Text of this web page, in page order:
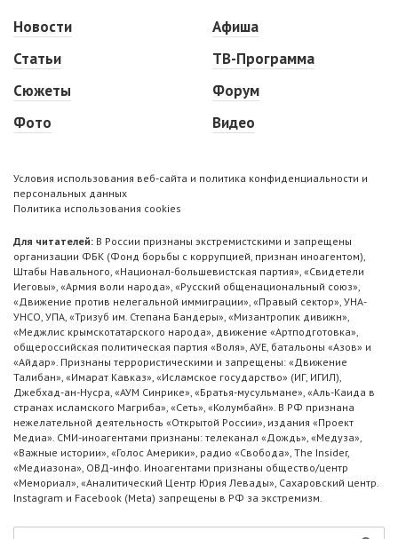
Новости
Статьи
Сюжеты
Фото
Афиша
ТВ-Программа
Форум
Видео
Условия использования веб-сайта и политика конфиденциальности и
персональных данных
Политика использования cookies
Для читателей: В России признаны экстремистскими и запрещены
организации ФБК (Фонд борьбы с коррупцией, признан иноагентом),
Штабы Навального, «Национал-большевистская партия», «Свидетели
Иеговы», «Армия воли народа», «Русский общенациональный союз»,
«Движение против нелегальной иммиграции», «Правый сектор», УНА-
УНСО, УПА, «Тризуб им. Степана Бандеры», «Мизантропик дивижн»,
«Меджлис крымскотатарского народа», движение «Артподготовка»,
общероссийская политическая партия «Воля», АУЕ, батальоны «Азов» и
«Айдар». Признаны террористическими и запрещены: «Движение
Талибан», «Имарат Кавказ», «Исламское государство» (ИГ, ИГИЛ),
Джебхад-ан-Нусра, «АУМ Синрике», «Братья-мусульмане», «Аль-Каида в
странах исламского Магриба», «Сеть», «Колумбайн». В РФ признана
нежелательной деятельность «Открытой России», издания «Проект
Медиа». СМИ-иноагентами признаны: телеканал «Дождь», «Медуза»,
«Важные истории», «Голос Америки», радио «Свобода», The Insider,
«Медиазона», ОВД-инфо. Иноагентами признаны общество/центр
«Мемориал», «Аналитический Центр Юрия Левады», Сахаровский центр.
Instagram и Facebook (Metа) запрещены в РФ за экстремизм.